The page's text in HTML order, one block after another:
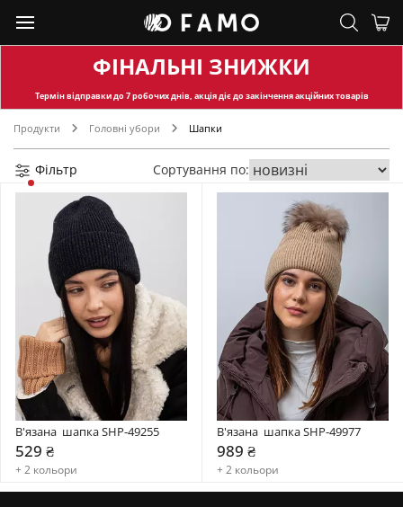
ФІНАЛЬНІ ЗНИЖКИ
Термін відправкидо 7 робочих днів, акція діє до закінчення акційних товарів
Продукти Головні убори Шапки
Фільтр Сортування по:
В'язана  шапка SHP-49255
529 ₴
+ 2 кольори
В'язана  шапка SHP-49977
989 ₴
+ 2 кольори